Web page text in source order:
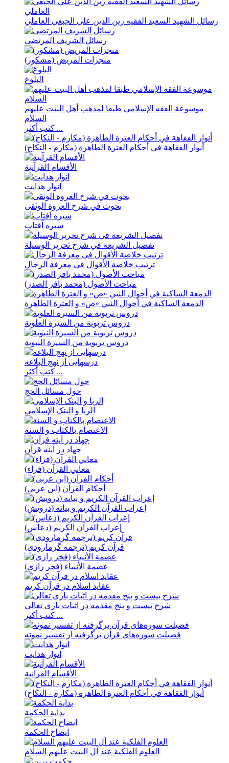
رسائل الشهید السعید الفقیه زین الدین علي الجبعي العاملي
رسائل الشریف المرتضی
منجزات المریض (مشکور)
البلوغ
موسوعة الفقه الإسلامي طبقا لمذهب أهل البیت علیهم
السلام
كتب أكثر ...
أنوار الفقاهة في أحکام العترة الطاهرة (مکارم - النکاح)
الأقسام القرآنية
انوار هدايت
بحوث في شرح العروة الوثقی
سيره آفتاب
تفصیل الشریعة في شرح تحریر الوسیلة
ترتيب خلاصة الأقوال في معرفة الرجال
مباحث الأصول (محمد باقر الصدر)
الدمعة الساکبة في أحوال النبي «ص» و العترة الطاهرة
دروس تربویة من السیرة العلویة
دروس تربویة من السیرة النبویة
درسهايی از نهج ‌البلاغه
كتب أكثر ...
حول مسائل الحج
الربا و البنک الإسلامي
الاعتصام بالکتاب و السنة
جهاد در آینه قرآن
معاني القرآن (فراء)
أحكام القرآن (ابن عربی)
إعراب القرآن الکریم و بیانه (درویش)
إعراب القرآن الکریم (دعاس)
قرآن کریم (ترجمه گرمارودی)
عصمة الأنبیاء (فخر رازی)
عقاید اسلام در قرآن کریم
شرح بیست و پنج مقدمه در اثبات باری تعالی
كتب أكثر ...
فضيلت سوره‌های قرآن برگرفته از تفسير نمونه
انوار هدايت
الأقسام القرآنية
أنوار الفقاهة في أحکام العترة الطاهرة (مکارم - النکاح)
بدایة الحکمة
ایضاح الحکمة
العلوم الفلکیة عند آل البیت علیهم السلام